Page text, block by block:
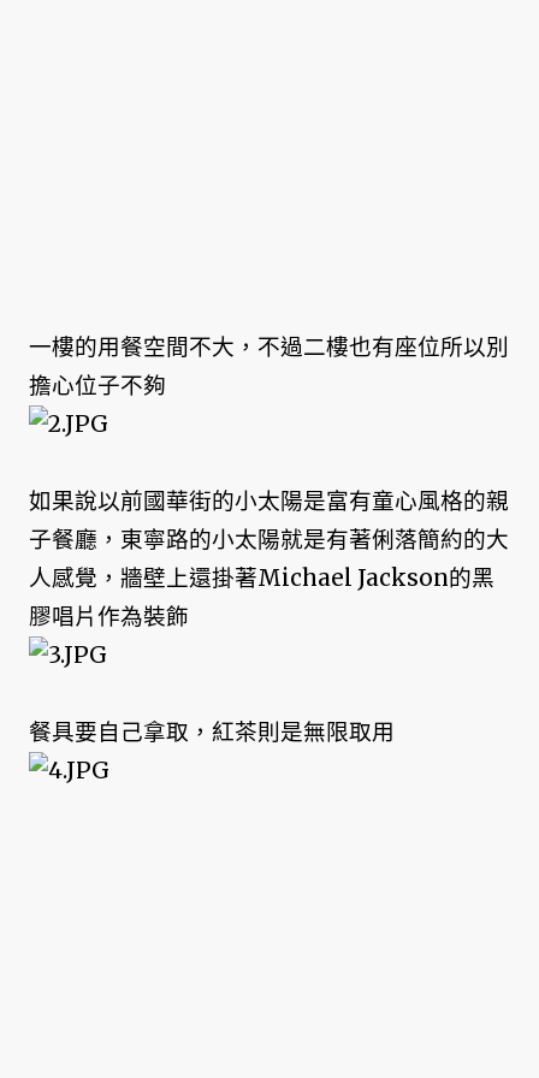
一樓的用餐空間不大，不過二樓也有座位所以別
擔心位子不夠
如果說以前國華街的小太陽是富有童心風格的親
子餐廳，東寧路的小太陽就是有著俐落簡約的大
人感覺，牆壁上還掛著Michael Jackson的黑
膠唱片作為裝飾
餐具要自己拿取，紅茶則是無限取用